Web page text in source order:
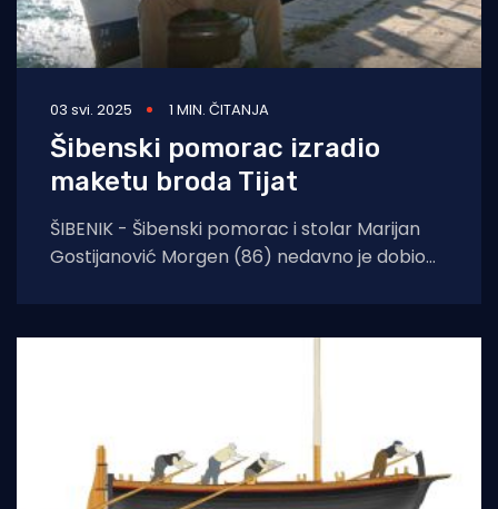
03 svi. 2025 1 MIN. ČITANJA
Šibenski pomorac izradio
maketu broda Tijat
ŠIBENIK - Šibenski pomorac i stolar Marijan
Gostijanović Morgen (86) nedavno je dobio